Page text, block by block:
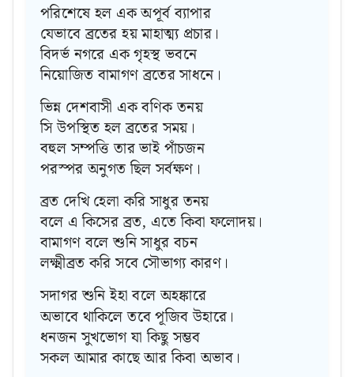
পরিশেষে হল এক অপূর্ব ব্যাপার
যেভাবে ব্রতের হয় মাহাত্ম্য প্রচার।
বিদর্ভ নগরে এক গৃহস্থ ভবনে
নিয়োজিত বামাগণ ব্রতের সাধনে।
ভিন্ন দেশবাসী এক বণিক তনয়
সি উপস্থিত হল ব্রতের সময়।
বহুল সম্পত্তি তার ভাই পাঁচজন
পরস্পর অনুগত ছিল সর্বক্ষণ।
ব্রত দেখি হেলা করি সাধুর তনয়
বলে এ কিসের ব্রত, এতে কিবা ফলোদয়।
বামাগণ বলে শুনি সাধুর বচন
লক্ষ্মীব্রত করি সবে সৌভাগ্য কারণ।
সদাগর শুনি ইহা বলে অহঙ্কারে
অভাবে থাকিলে তবে পূজিব উহারে।
ধনজন সুখভোগ যা কিছু সম্ভব
সকল আমার কাছে আর কিবা অভাব।